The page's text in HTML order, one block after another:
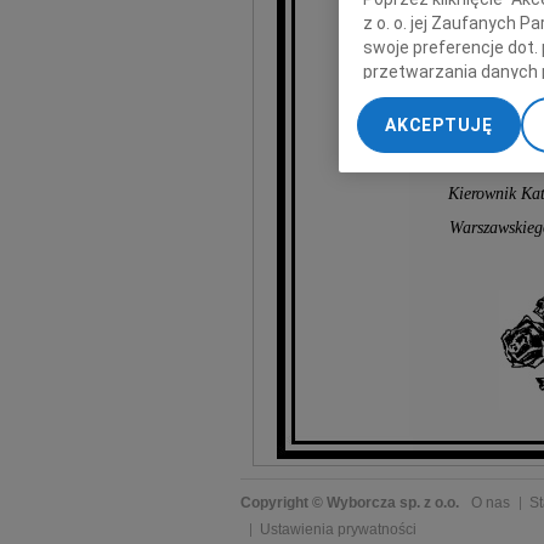
Kierownik
Copyright © Wyborcza sp. z o.o. O nas
Ustawienia prywatności
z o. o. jej Zaufanych
swoje preferencje dot.
przetwarzania danych
„Ustawienia
My, nasi Zaufani
dokładnych danych
Przechowywanie
treści, badnie
AKCEPTUJĘ